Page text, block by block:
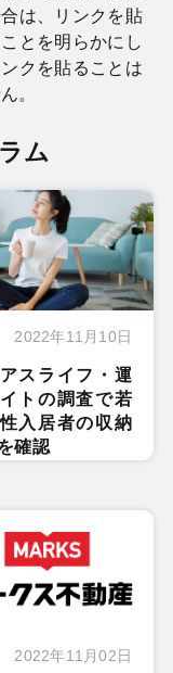
は、リンクを貼
とを明らかにし
クを貼ることは
。
ム
2022年11月10日
スライフ・運
トの調査で若
入居者の収納
確認
2022年11月02日